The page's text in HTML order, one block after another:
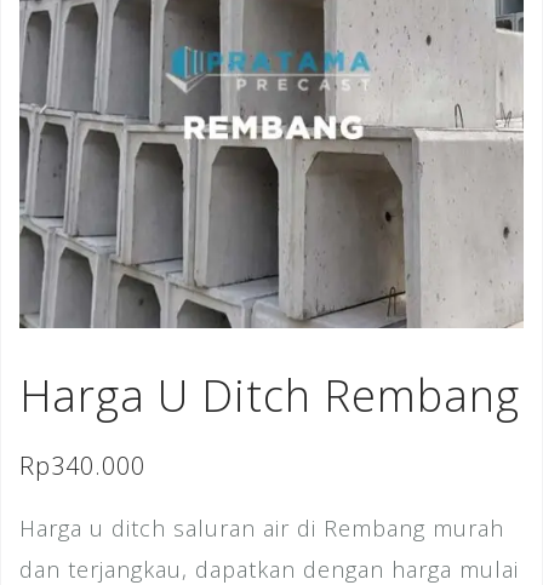
Harga U Ditch Rembang
Rp340.000
Harga u ditch saluran air di Rembang murah
dan terjangkau, dapatkan dengan harga mulai